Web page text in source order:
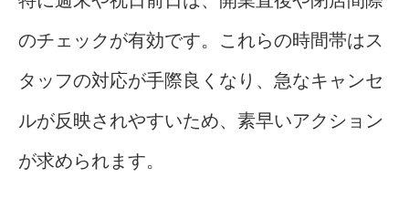
のチェックが有効です。これらの時間帯はス
タッフの対応が手際良くなり、急なキャンセ
ルが反映されやすいため、素早いアクション
が求められます。